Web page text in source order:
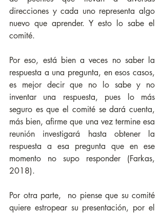
direcciones y cada uno representa algo
nuevo que aprender. Y esto lo sabe el
comité.
Por eso, está bien a veces no saber la
respuesta a una pregunta, en esos casos,
es mejor decir que no lo sabe y no
inventar una respuesta, pues lo más
seguro es que el comité se dará cuenta,
más bien, afirme que una vez termine esa
reunión investigará hasta obtener la
respuesta a esa pregunta que en ese
momento no supo responder (Farkas,
2018).
Por otra parte,  no piense que su comité
quiere estropear su presentación, por el